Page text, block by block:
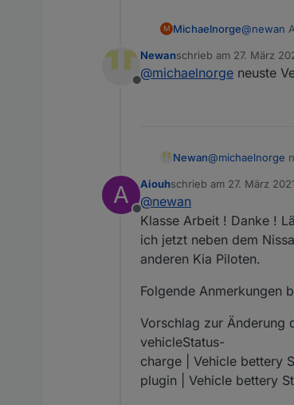
M Michaelnorge@newan
Status
Offline
Newanschrieb am 27. März
zuletzt editiert von
@michaelnorge neuste
Newan@michaelnorge
A
Offline
Aiouhschrieb am 27. März
zuletzt editiert von Aiouh
@newan
Klasse Arbeit ! Danke !
ich jetzt neben dem
anderen Kia Piloten.
Folgende Anmerkungen
Vorschlag zur Änderung
vehicleStatus-
charge | Vehicle bettery
plugin | Vehicle bettery